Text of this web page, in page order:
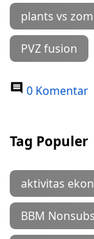
plants vs
PVZ fusion
0 Komentar
Tag Populer
aktivitas
BBM